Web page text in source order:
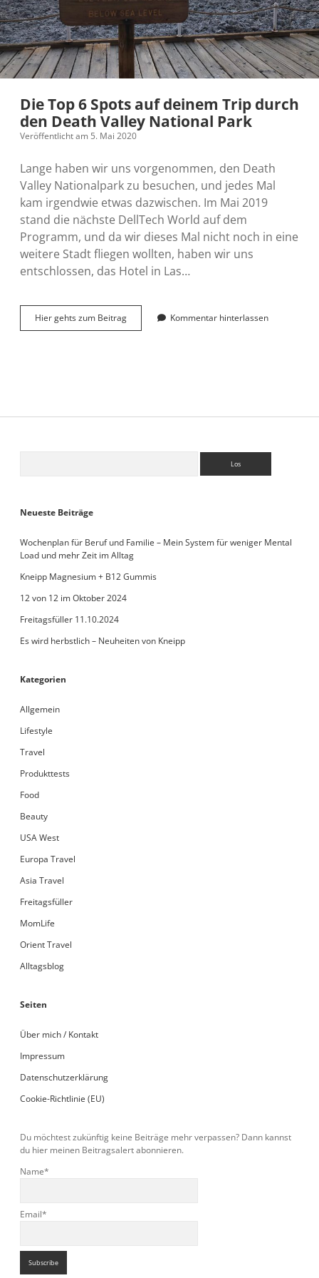
Die Top 6 Spots auf deinem Trip durch
den Death Valley National Park
Veröffentlicht am 5. Mai 2020
Lange haben wir uns vorgenommen, den Death
Valley Nationalpark zu besuchen, und jedes Mal
kam irgendwie etwas dazwischen. Im Mai 2019
stand die nächste DellTech World auf dem
Programm, und da wir dieses Mal nicht noch in eine
weitere Stadt fliegen wollten, haben wir uns
entschlossen, das Hotel in Las…
Hier gehts zum BeitragDie
Top
den
Kommentar hinterlassen
Neueste Beiträge
Wochenplan für Beruf und Familie – Mein System für weniger Mental
Load und mehr Zeit im Alltag
Kneipp Magnesium + B12 Gummis
12 von 12 im Oktober 2024
Freitagsfüller 11.10.2024
Es wird herbstlich – Neuheiten von Kneipp
Kategorien
Allgemein
Lifestyle
Travel
Produkttests
Food
Beauty
USA West
Europa Travel
Asia Travel
Freitagsfüller
MomLife
Orient Travel
Alltagsblog
Seiten
Über mich / Kontakt
Impressum
Datenschutzerklärung
Cookie-Richtlinie (EU)
Du möchtest zukünftig keine Beiträge mehr verpassen? Dann kannst
du hier meinen Beitragsalert abonnieren.
Name*
Email*